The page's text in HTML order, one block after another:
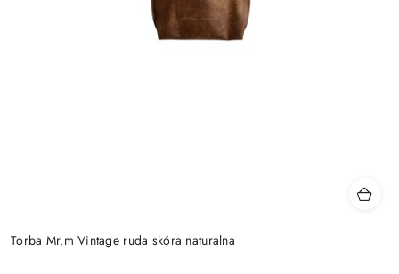
Torba Mr.m Vintage ruda skóra naturalna